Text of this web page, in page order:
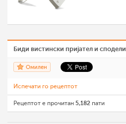
Биди вистински пријател и сподели
Омилен
Испечати го рецептот
Рецептот е прочитан 5,182 пати